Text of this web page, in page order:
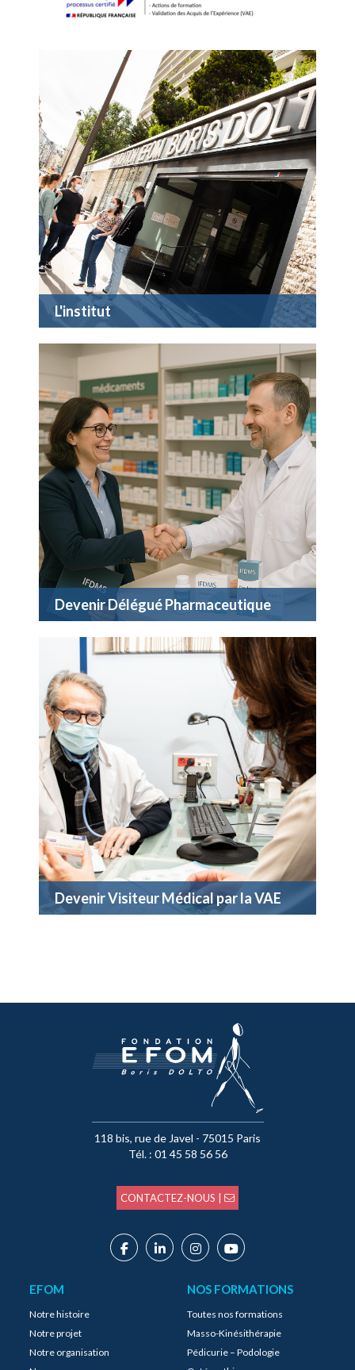
L'institut
Devenir Délégué Pharmaceutique
Devenir Visiteur Médical par la VAE
118 bis, rue de Javel - 75015 Paris
Tél. : 01 45 58 56 56
CONTACTEZ-NOUS |
EFOM
Notre histoire
Notre projet
Notre organisation
NOS FORMATIONS
Toutes nos formations
Masso-Kinésithérapie
Pédicurie – Podologie